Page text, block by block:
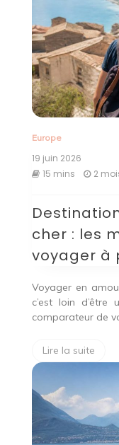
Europe
19 juin 2026
15 mins
2
cher : les
voyager à
Voyager en
c’est loin
comparateur de
Lire la suite